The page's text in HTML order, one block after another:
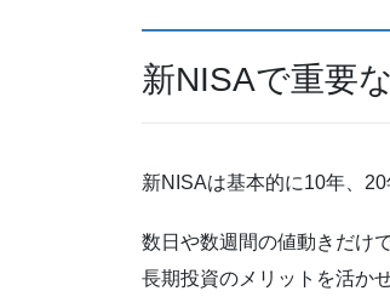
新NISAで重要
新NISAは基本的に10年、
数日や数週間の値動きだけ
長期投資のメリットを活か